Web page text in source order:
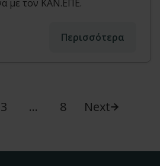
με τον ΚΑΝ.ΕΠΕ.
Περισσότερα
3 … 8 Next